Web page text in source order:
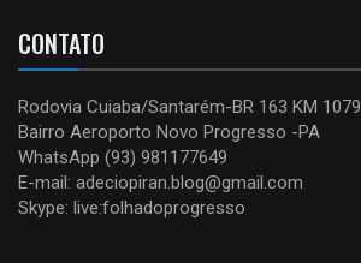
CONTATO
Rodovia Cuiaba/Santarém-BR 163 KM 1079
Bairro Aeroporto Novo Progresso -PA
WhatsApp (93) 981177649
E-mail: adeciopiran.blog@gmail.com
Skype: live:folhadoprogresso